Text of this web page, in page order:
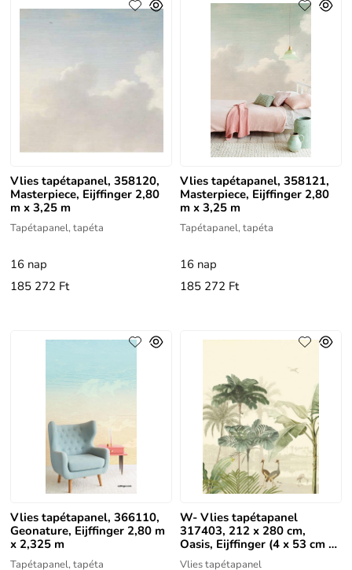
Vlies tapétapanel, 358120,
Masterpiece, Eijffinger 2,80
m x 3,25 m
Tapétapanel, tapéta
16 nap
185 272 Ft
Vlies tapétapanel, 358121,
Masterpiece, Eijffinger 2,80
m x 3,25 m
Tapétapanel, tapéta
16 nap
185 272 Ft
Vlies tapétapanel, 366110,
Geonature, Eijffinger 2,80 m
x 2,325 m
Tapétapanel, tapéta
W- Vlies tapétapanel
317403, 212 x 280 cm,
Oasis, Eijffinger (4 x 53 cm x
280 cm)
Vlies tapétapanel